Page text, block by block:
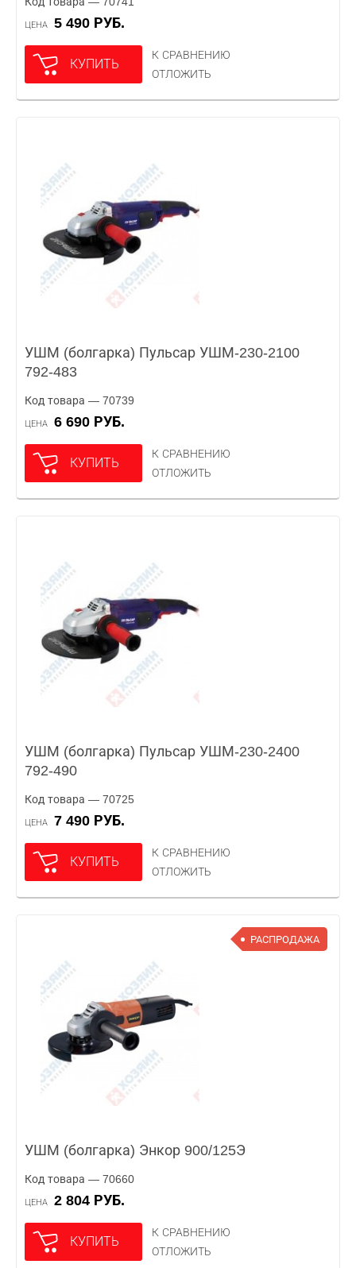
ЦЕНА 5 490 РУБ.
КУПИТЬ
К СРАВНЕНИЮ
ОТЛОЖИТЬ
УШМ (болгарка) Пульсар УШМ-230-2100
792-483
Код товара — 70739
ЦЕНА 6 690 РУБ.
КУПИТЬ
К СРАВНЕНИЮ
ОТЛОЖИТЬ
УШМ (болгарка) Пульсар УШМ-230-2400
792-490
Код товара — 70725
ЦЕНА 7 490 РУБ.
КУПИТЬ
К СРАВНЕНИЮ
ОТЛОЖИТЬ
РАСПРОДАЖА
УШМ (болгарка) Энкор 900/125Э
Код товара — 70660
ЦЕНА 2 804 РУБ.
КУПИТЬ
К СРАВНЕНИЮ
ОТЛОЖИТЬ